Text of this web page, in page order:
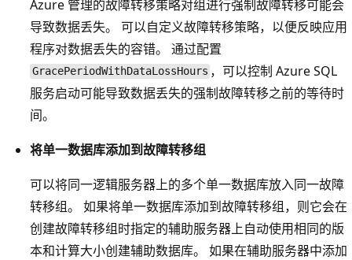
Azure 管理的故障转移策略对组进行强制故障转移可能会
导致数据丢失。 可以自定义故障转移策略，以便反映应用
程序对数据丢失的容错。 通过配置
GracePeriodWithDataLossHours ，可以控制 Azure SQL
服务启动可能导致数据丢失的强制故障转移之前的等待时
间。
将单一数据库添加到故障转移组
可以将同一逻辑服务器上的多个单一数据库放入同一故障
转移组。 如果将单一数据库添加到故障转移组，则它会在
创建故障转移组时指定的辅助服务器上自动使用相同的版
本和计算大小创建辅助数据库。 如果在辅助服务器中添加